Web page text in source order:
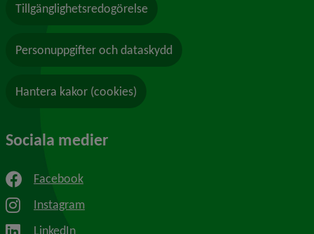
Tillgänglighetsredogörelse
Personuppgifter och dataskydd
Hantera kakor (cookies)
Sociala medier
Facebook
Instagram
LinkedIn